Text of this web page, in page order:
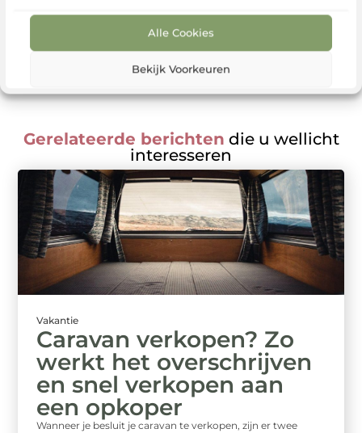
Alle Cookies
Bekijk Voorkeuren
Registreer nu
Gerelateerde berichten die u wellicht
interesseren
Vakantie
Caravan verkopen? Zo
werkt het overschrijven
en snel verkopen aan
een opkoper
Wanneer je besluit je caravan te verkopen, zijn er twee